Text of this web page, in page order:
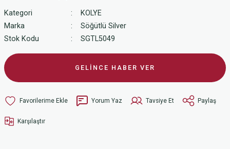
Kategori
KOLYE
Marka
Söğütlü Silver
Stok Kodu
SGTL5049
GELİNCE HABER VER
Yorum Yaz Tavsiye Et Paylaş
Karşılaştır